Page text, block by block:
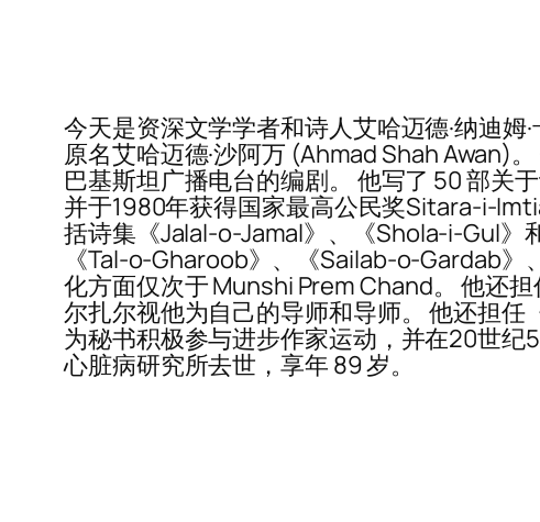
今天是资深文学学者和诗人艾哈迈德·纳迪姆
原名艾哈迈德·沙阿万 (Ahmad Shah Awan)
巴基斯坦广播电台的编剧。 他写了 50 部关
并于1980年获得国家最高公民奖Sitara-i-
括诗集《Jalal-o-Jamal》、《Shola-i-Gul》
《Tal-o-Gharoob》、《Sailab-o-Gardab
化方面仅次于 Munshi Prem Chand。 他还
尔扎尔视他为自己的导师和导师。 他还担
为秘书积极参与进步作家运动，并在20世纪
心脏病研究所去世，享年 89 岁。